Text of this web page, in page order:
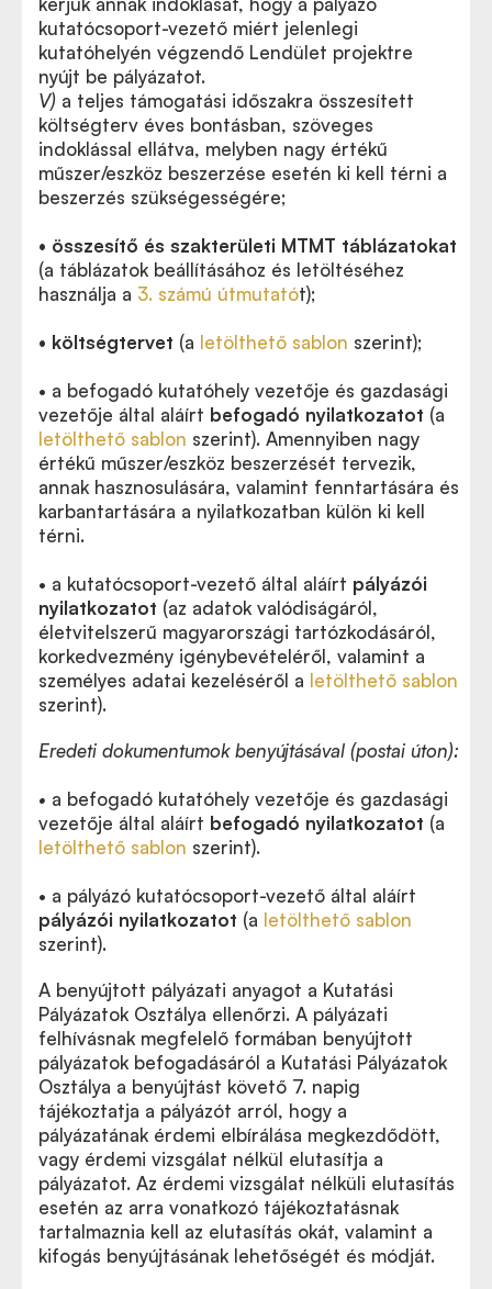
kutatócsoport-vezető miért jelenlegi
kutatóhelyén végzendő Lendület projektre
nyújt be pályázatot.
V) a teljes támogatási időszakra összesített
költségterv éves bontásban, szöveges
indoklással ellátva, melyben nagy értékű
műszer/eszköz beszerzése esetén ki kell térni a
beszerzés szükségességére;
• összesítő és szakterületi MTMT táblázatokat
(a táblázatok beállításához és letöltéséhez
használja a 3. számú útmutatót);
• költségtervet (a letölthető sablon szerint);
• a befogadó kutatóhely vezetője és gazdasági
vezetője által aláírt befogadó nyilatkozatot (a
letölthető sablon szerint). Amennyiben nagy
értékű műszer/eszköz beszerzését tervezik,
annak hasznosulására, valamint fenntartására és
karbantartására a nyilatkozatban külön ki kell
térni.
• a kutatócsoport-vezető által aláírt pályázói
nyilatkozatot (az adatok valódiságáról,
életvitelszerű magyarországi tartózkodásáról,
korkedvezmény igénybevételéről, valamint a
személyes adatai kezeléséről a letölthető sablon
szerint).
Eredeti dokumentumok benyújtásával (postai úton):
• a befogadó kutatóhely vezetője és gazdasági
vezetője által aláírt befogadó nyilatkozatot (a
letölthető sablon szerint).
• a pályázó kutatócsoport-vezető által aláírt
pályázói nyilatkozatot (a letölthető sablon
szerint).
A benyújtott pályázati anyagot a Kutatási
Pályázatok Osztálya ellenőrzi. A pályázati
felhívásnak megfelelő formában benyújtott
pályázatok befogadásáról a Kutatási Pályázatok
Osztálya a benyújtást követő 7. napig
tájékoztatja a pályázót arról, hogy a
pályázatának érdemi elbírálása megkezdődött,
vagy érdemi vizsgálat nélkül elutasítja a
pályázatot. Az érdemi vizsgálat nélküli elutasítás
esetén az arra vonatkozó tájékoztatásnak
tartalmaznia kell az elutasítás okát, valamint a
kifogás benyújtásának lehetőségét és módját.